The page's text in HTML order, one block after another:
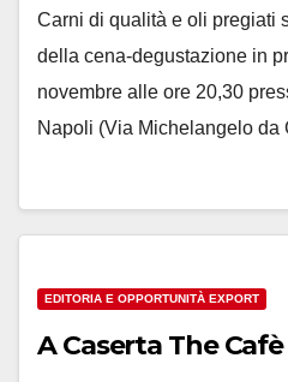
Carni di qualità e oli pregiati
della cena-degustazione in
novembre alle ore 20,30
Napoli (Via Michelangelo
EDITORIA E OPPORTUNITÀ EXPORT
A Caserta The